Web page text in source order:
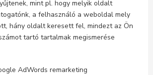
mint pl. hogy melyik oldalt
a felhasználó a weboldal mely
hány oldalt keresett fel, mindezt az Ön
tartó tartalmak megismerése
AdWords remarketing